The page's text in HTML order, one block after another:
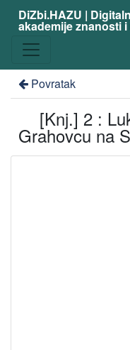
DiZbi.HAZU |
akademije znanosti
Povratak
[Knj.] 2 :
Grahovcu na